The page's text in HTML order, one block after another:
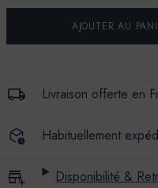
PEINTURE
PREMIUM
VELOURS
PEINTURE
PREMIUM
VELOURS
-
Livraison offerte en
Habituellement
Disponibilité &